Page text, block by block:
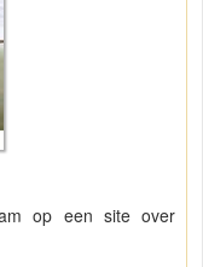
op een site over